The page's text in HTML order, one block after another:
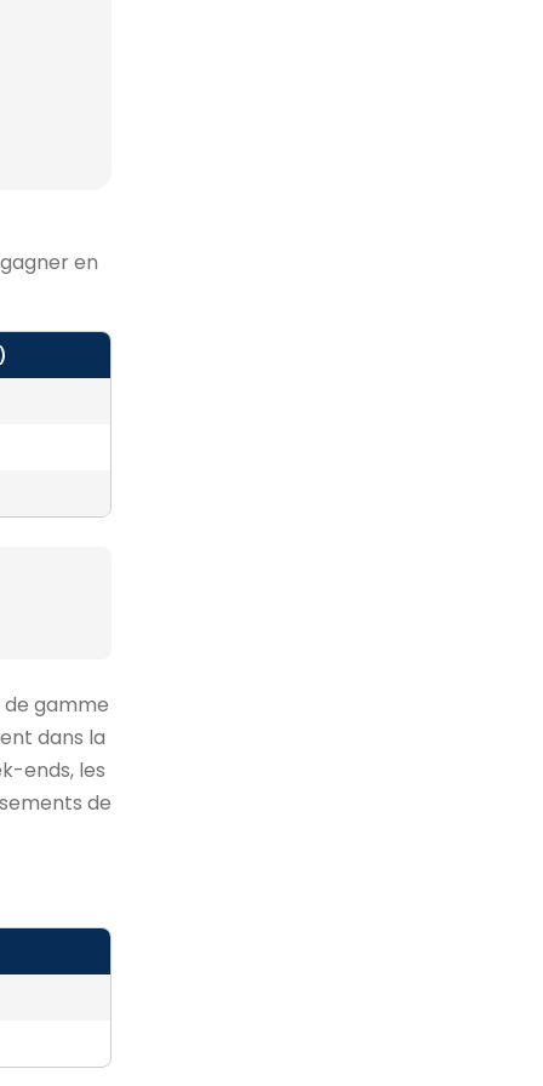
en
de gamme
dans la
ends, les
de